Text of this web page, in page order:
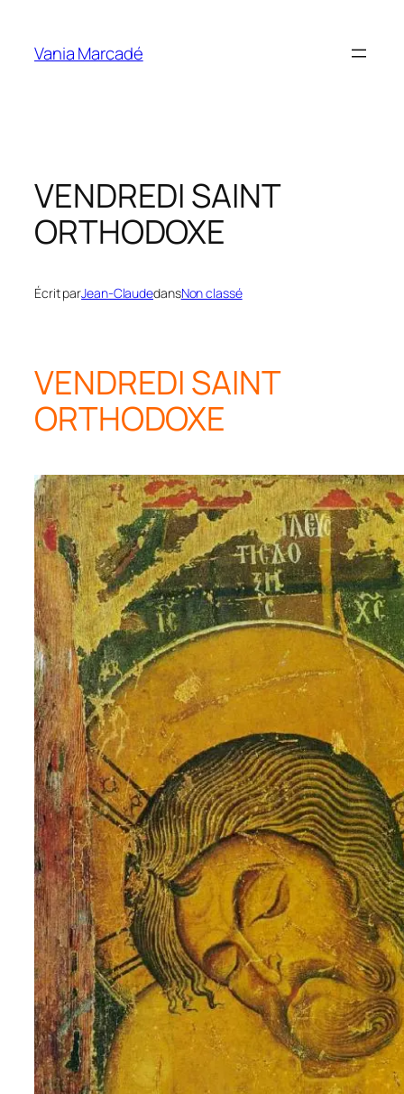
contenu
Vania Marcadé
VENDREDI SAINT
ORTHODOXE
Écrit parJean-ClaudedansNon classé
VENDREDI SAINT
ORTHODOXE